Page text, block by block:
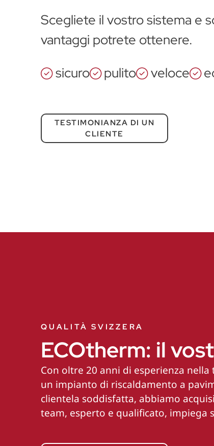
Scegliete il vostro sistema e
vantaggi potrete ottenere.
sicuro
pulito veloce
TESTIMONIANZA DI UN
CLIENTE
QUALITÀ SVIZZERA
ECOtherm: il
Con oltre 20 anni di esperienza
un impianto di riscaldamento a
clientela soddisfatta, abbiamo
team, esperto e qualificato, impiega